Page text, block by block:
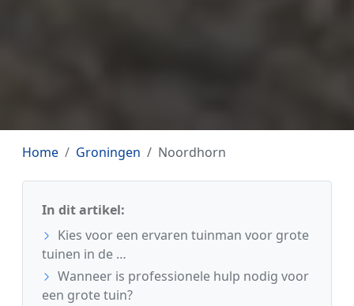
Home Groningen Noordhorn
In dit artikel:
Kies voor een ervaren tuinman voor grote
tuinen in de …
Wanneer is professionele hulp nodig voor
een grote tuin?